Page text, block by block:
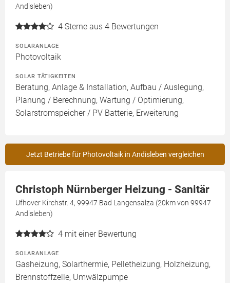
Andisleben)
4 Sterne aus 4 Bewertungen
SOLARANLAGE
Photovoltaik
SOLAR TÄTIGKEITEN
Beratung, Anlage & Installation, Aufbau / Auslegung,
Planung / Berechnung, Wartung / Optimierung,
Solarstromspeicher / PV Batterie, Erweiterung
Jetzt Betriebe für Photovoltaik in Andisleben vergleichen
Christoph Nürnberger Heizung - Sanitär
Ufhover Kirchstr. 4, 99947 Bad Langensalza (20km von 99947
Andisleben)
4 mit einer Bewertung
SOLARANLAGE
Gasheizung, Solarthermie, Pelletheizung, Holzheizung,
Brennstoffzelle, Umwälzpumpe